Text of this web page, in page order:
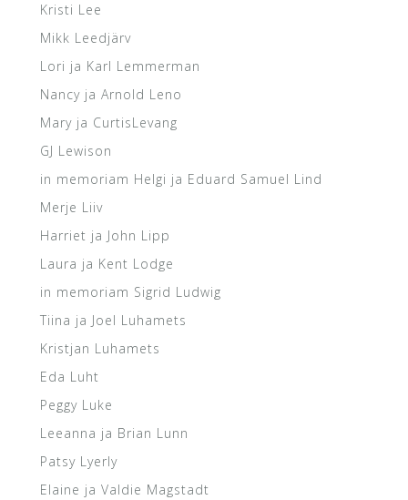
Kristi Lee
Mikk Leedjärv
Lori ja Karl Lemmerman
Nancy ja Arnold Leno
Mary ja CurtisLevang
GJ Lewison
in memoriam Helgi ja Eduard Samuel Lind
Merje Liiv
Harriet ja John Lipp
Laura ja Kent Lodge
in memoriam Sigrid Ludwig
Tiina ja Joel Luhamets
Kristjan Luhamets
Eda Luht
Peggy Luke
Leeanna ja Brian Lunn
Patsy Lyerly
Elaine ja Valdie Magstadt